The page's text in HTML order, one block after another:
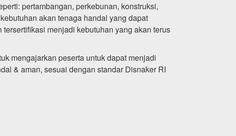
pertambangan, perkebunan, konstruksi,
akan tenaga handal yang dapat
menjadi kebutuhan yang akan terus
mengajarkan peserta untuk dapat menjadi
& aman, sesuai dengan standar Disnaker RI